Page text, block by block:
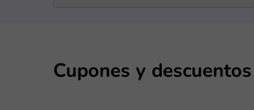
Cupones y